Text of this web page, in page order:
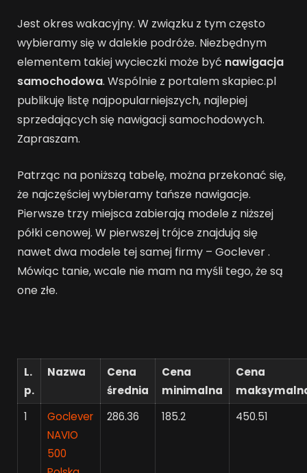
Jest okres wakacyjny. W związku z tym często
wybieramy się w dalekie podróże. Niezbędnym
elementem takiej wycieczki może być nawigacja
samochodowa. Wspólnie z portalem skapiec.pl
publikuję listę najpopularniejszych, najlepiej
sprzedających się nawigacji samochodowych.
Zapraszam.
Patrząc na poniższą tabelę, można przekonać się,
że najczęściej wybieramy tańsze nawigacje.
Pierwsze trzy miejsca zabierają modele z niższej
półki cenowej. W pierwszej trójce znajdują się
nawet dwa modele tej samej firmy – Goclever .
Mówiąc tanie, wcale nie mam na myśli tego, że są
one złe.
L.
p.
Nazwa
Cena
średnia
Cena
minimalna
Cena
1
Goclever
NAVIO
500
286.36 185.2 450.51